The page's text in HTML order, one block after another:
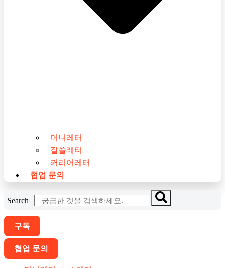
머니레터
잘쓸레터
커리어레터
협업 문의
Search
구독
협업 문의